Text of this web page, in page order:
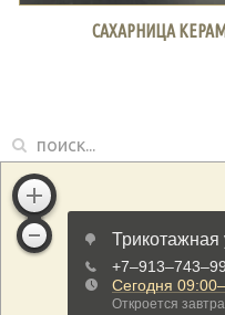
САХАРНИЦА